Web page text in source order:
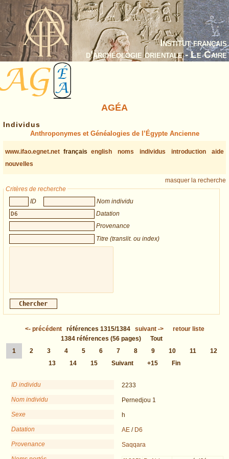
Institut français
d’archéologie orientale - Le Caire
AGÉA
Individus
Anthroponymes et Généalogies de l’Égypte Ancienne
www.ifao.egnet.net français english noms individus introduction
aide
nouvelles
masquer la recherche
Critères de recherche
ID
Nom individu
Datation
Provenance
Titre (translit. ou index)
<- précédent références 1315/1384 suivant->
retour liste
1384 références (56 pages)
Tout
1
2 3 4 5 6 7 8 9 10 11
12
13
14 15 Suivant +15 Fin
ID individu
2233
Nom individu
Pernedjou 1
Sexe
h
Datation
AE / D6
Provenance
Saqqara